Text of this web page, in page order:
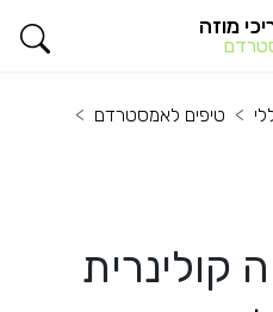
מוזה
טיפים לאמסטרדם
קולינרית